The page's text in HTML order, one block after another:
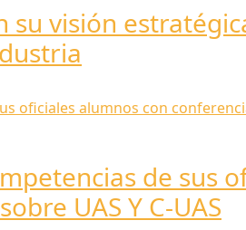
visión
de sus
UAS Y C-UAS